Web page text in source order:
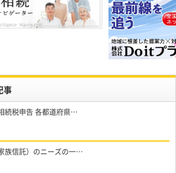
事
続税申告 各都道府県…
族信託）のニーズの一…